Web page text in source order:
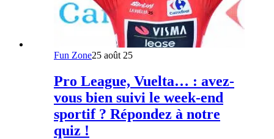
Fun Zone25 août 25
Pro League, Vuelta… : avez-
vous bien suivi le week-end
sportif ? Répondez à notre
quiz !